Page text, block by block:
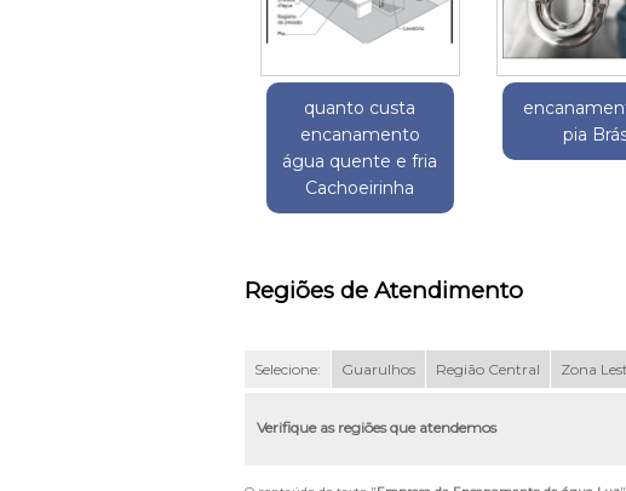
quanto custa
encanamento
água quente e fria
Cachoeirinha
pia
Regiões de Atendimento
Selecione: Guarulhos Região Central Zona
Verifique as regiões que atendemos